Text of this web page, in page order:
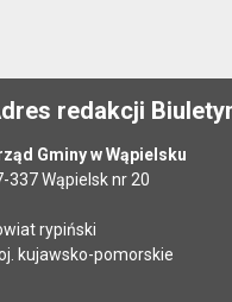
redakcji
Gminy w Wąpielsku
337 Wąpielsk nr 20
rypiński
kujawsko-pomorskie